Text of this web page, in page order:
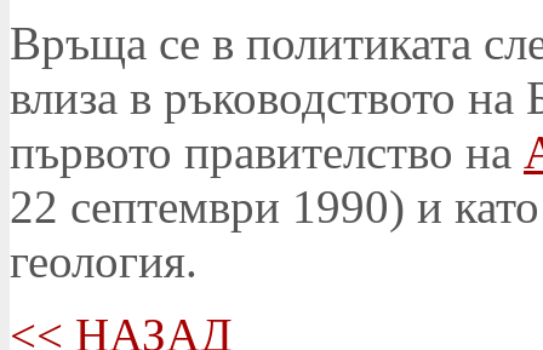
Връща се в политиката
влиза в ръководството
първото правителство на
22 септември 1990) и
геология.
<< НАЗАД